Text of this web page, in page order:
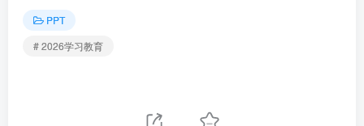
PPT
# 2026学习教育